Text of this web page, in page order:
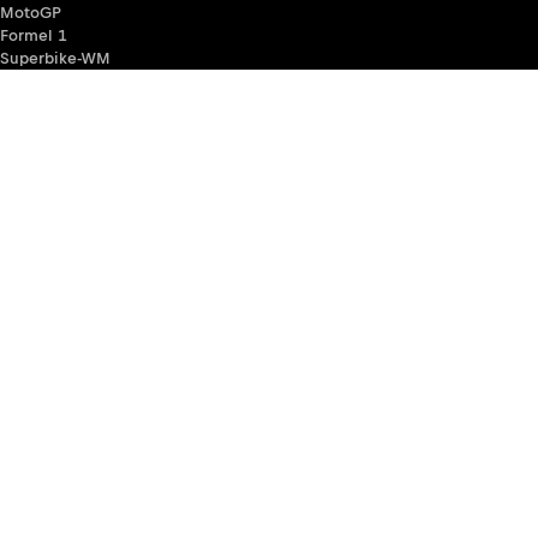
MotoGP
Formel 1
Superbike-WM